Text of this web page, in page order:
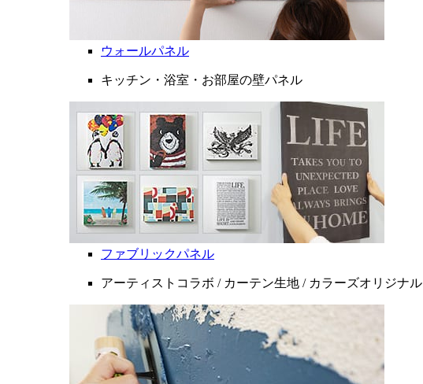
ウォールパネル
キッチン・浴室・お部屋の壁パネル
ファブリックパネル
アーティストコラボ / カーテン生地 / カラーズオリジナル